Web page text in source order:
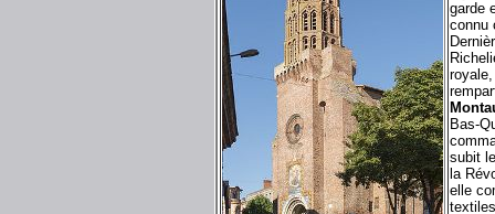
garde
connu
Bas-
subit
la
elle